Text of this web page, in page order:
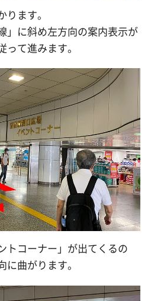
ます。
」に斜め左方向の案内表示が
て進みます。
トコーナー」が出てくるの
曲がります。